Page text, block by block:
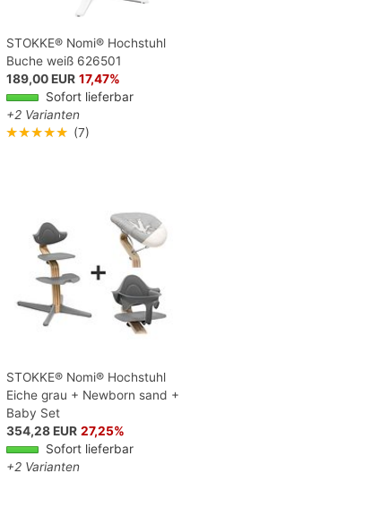
STOKKE® Nomi® Hochstuhl
Buche weiß 626501
189,00 EUR 17,47%
Sofort lieferbar
+2 Varianten
★★★★★ (7)
STOKKE® Nomi® Hochstuhl
Eiche grau + Newborn sand +
Baby Set
354,28 EUR 27,25%
Sofort lieferbar
+2 Varianten